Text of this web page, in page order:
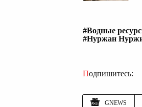
#Водные
#Нуржан
Подпишитесь:
GNEWS